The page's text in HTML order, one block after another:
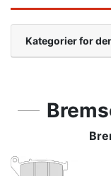
Kategorier for